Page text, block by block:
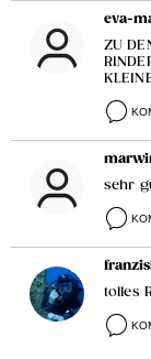
eva-
ZU
sehr
tolles